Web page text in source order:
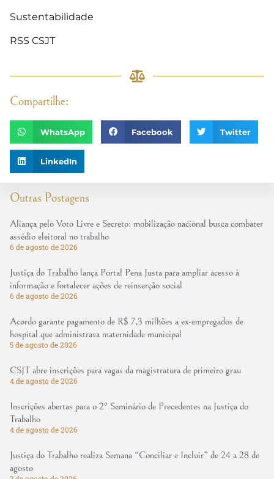
Outras Postagens
Aliança pelo Voto Livre e Secreto: mobilização nacional busca combater
assédio eleitoral no trabalho
6 de agosto de 2026
Justiça do Trabalho lança Portal Pena Justa para ampliar acesso à
informação e fortalecer ações de reinserção social
6 de agosto de 2026
Acordo garante pagamento de R$ 7,3 milhões a ex-empregados de
hospital que administrava maternidade municipal
5 de agosto de 2026
CSJT abre inscrições para vagas da magistratura de primeiro grau
4 de agosto de 2026
Inscrições abertas para o 2º Seminário de Precedentes na Justiça do
Trabalho
4 de agosto de 2026
Justiça do Trabalho realiza Semana “Conciliar e Incluir” de 24 a 28 de
agosto
Sustentabilidade
RSS CSJT
Compartilhe:
WhatsApp Facebook Twitter
LinkedIn